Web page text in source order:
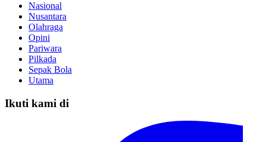
Nasional
Nusantara
Olahraga
Opini
Pariwara
Pilkada
Sepak Bola
Utama
Ikuti kami di